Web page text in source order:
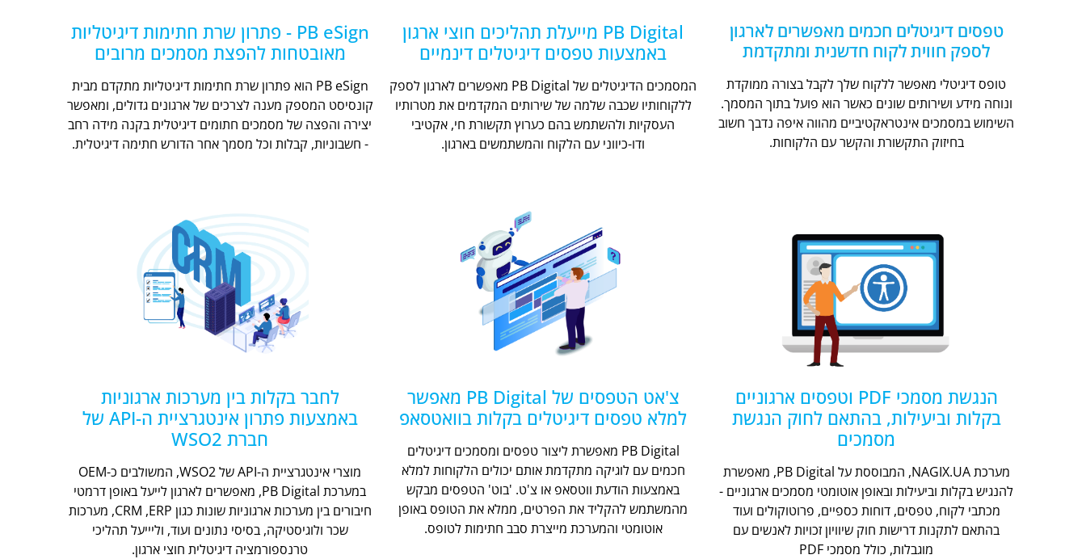
טפסים דיגיטלים חכמים מאפשרים לארגון
לספק חווית לקוח חדשנית ומתקדמת
טופס דיגיטלי מאפשר ללקוח שלך לקבל בצורה ממוקדת
ונוחה מידע ושירותים שונים כאשר הוא פועל בתוך המסמך.
השימוש במסמכים אינטראקטיביים מהווה איפה נדבך חשוב
בחיזוק התקשורת והקשר עם הלקוחות.
PB Digital מייעלת תהליכים חוצי ארגון
באמצעות טפסים דיגיטלים דינמיים
המסמכים הדיגיטלים של PB Digital מאפשרים לארגון לספק
ללקוחותיו שכבה שלמה של שירותים המקדמים את מטרותיו
העסקיות ולהשתמש בהם כערוץ תקשורת חי, אקטיבי
ודו-כיווני עם הלקוח והמשתמשים בארגון.
PB eSign - פתרון שרת חתימות דיגיטליות
מאובטחות להפצת מסמכים מרובים
PB eSign הוא פתרון שרת חתימות דיגיטליות מתקדם מבית
קונסיסט המספק מענה לצרכים של ארגונים גדולים, ומאפשר
יצירה והפצה של מסמכים חתומים דיגיטלית בקנה מידה רחב
- חשבוניות, קבלות וכל מסמך אחר הדורש חתימה דיגיטלית.
הנגשת מסמכי PDF וטפסים ארגוניים
בקלות וביעילות, בהתאם לחוק הנגשת
מסמכים
מערכת NAGIX.UA, המבוססת על PB Digital, מאפשרת
להנגיש בקלות וביעילות ובאופן אוטומטי מסמכים ארגוניים -
מכתבי לקוח, טפסים, דוחות כספיים, פרוטוקולים ועוד
בהתאם לתקנות דרישות חוק שיוויון זכויות לאנשים עם
מוגבלות, כולל מסמכי PDF
צ'אט הטפסים של PB Digital מאפשר
למלא טפסים דיגיטלים בקלות בוואטסאפ
PB Digital מאפשרת ליצור טפסים ומסמכים דיגיטלים
חכמים עם לוגיקה מתקדמת אותם יכולים הלקוחות למלא
באמצעות הודעת ווטסאפ או צ'ט. 'בוט' הטפסים מבקש
מהמשתמש להקליד את הפרטים, ממלא את הטופס באופן
אוטומטי והמערכת מייצרת סבב חתימות לטופס.
לחבר בקלות בין מערכות ארגוניות
באמצעות פתרון אינטגרציית ה-API של
חברת WSO2
מוצרי אינטגרציית ה-API של WSO2, המשולבים כ-OEM
במערכת PB Digital, מאפשרים לארגון לייעל באופן דרמטי
חיבורים בין מערכות ארגוניות שונות כגון CRM ,ERP, מערכות
שכר ולוגיסטיקה, בסיסי נתונים ועוד, וליייעל תהליכי
טרנספורמציה דיגיטלית חוצי ארגון.